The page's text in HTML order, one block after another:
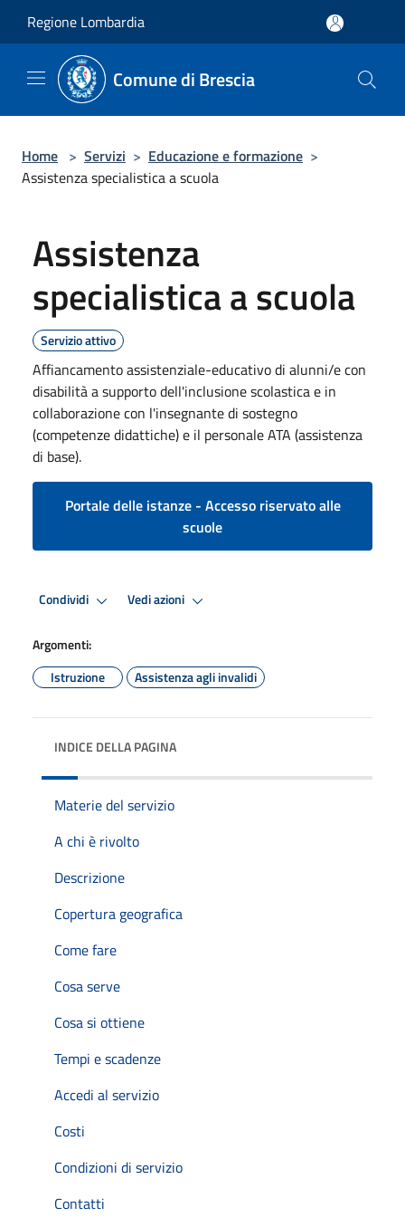
Regione Lombardia
Comune di Brescia
Home > Servizi > Educazione e formazione >
Assistenza specialistica a scuola
Assistenza
specialistica a scuola
Servizio attivo
Affiancamento assistenziale-educativo di alunni/e con
disabilità a supporto dell'inclusione scolastica e in
collaborazione con l'insegnante di sostegno
(competenze didattiche) e il personale ATA (assistenza
di base).
Portale delle istanze - Accesso riservato alle
scuole
Condividi Vedi azioni
Argomenti:
Istruzione
Assistenza agli invalidi
INDICE DELLA PAGINA
Materie del servizio
A chi è rivolto
Descrizione
Copertura geografica
Come fare
Cosa serve
Cosa si ottiene
Tempi e scadenze
Accedi al servizio
Costi
Condizioni di servizio
Contatti